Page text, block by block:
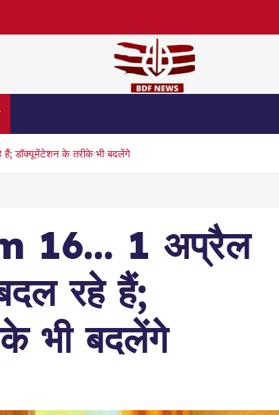
डॉक्यूमेंटेशन के तरीके भी बदलेंगे
16… 1 अप्रैल
रहे हैं;
भी बदलेंगे